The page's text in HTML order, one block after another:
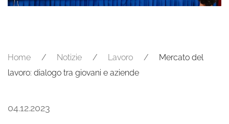
Home Notizie Lavoro
Mercato del
lavoro: dialogo tra giovani e aziende
04.12.2023